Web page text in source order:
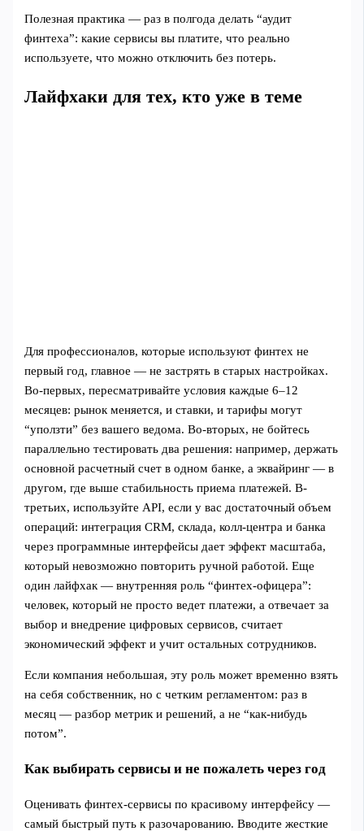
Полезная практика — раз в полгода делать “аудит
финтеха”: какие сервисы вы платите, что реально
используете, что можно отключить без потерь.
Лайфхаки для тех, кто уже в теме
Для профессионалов, которые используют финтех не
первый год, главное — не застрять в старых настройках.
Во‑первых, пересматривайте условия каждые 6–12
месяцев: рынок меняется, и ставки, и тарифы могут
“уползти” без вашего ведома. Во‑вторых, не бойтесь
параллельно тестировать два решения: например, держать
основной расчетный счет в одном банке, а эквайринг — в
другом, где выше стабильность приема платежей. В-
третьих, используйте API, если у вас достаточный объем
операций: интеграция CRM, склада, колл-центра и банка
через программные интерфейсы дает эффект масштаба,
который невозможно повторить ручной работой. Еще
один лайфхак — внутренняя роль “финтех-офицера”:
человек, который не просто ведет платежи, а отвечает за
выбор и внедрение цифровых сервисов, считает
экономический эффект и учит остальных сотрудников.
Если компания небольшая, эту роль может временно взять
на себя собственник, но с четким регламентом: раз в
месяц — разбор метрик и решений, а не “как-нибудь
потом”.
Как выбирать сервисы и не пожалеть через год
Оценивать финтех-сервисы по красивому интерфейсу —
самый быстрый путь к разочарованию. Вводите жесткие